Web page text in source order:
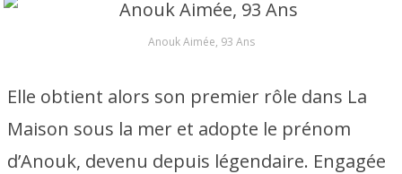
Anouk Aimée, 93 Ans
Elle obtient alors son premier rôle dans La
Maison sous la mer et adopte le prénom
d’Anouk, devenu depuis légendaire. Engagée